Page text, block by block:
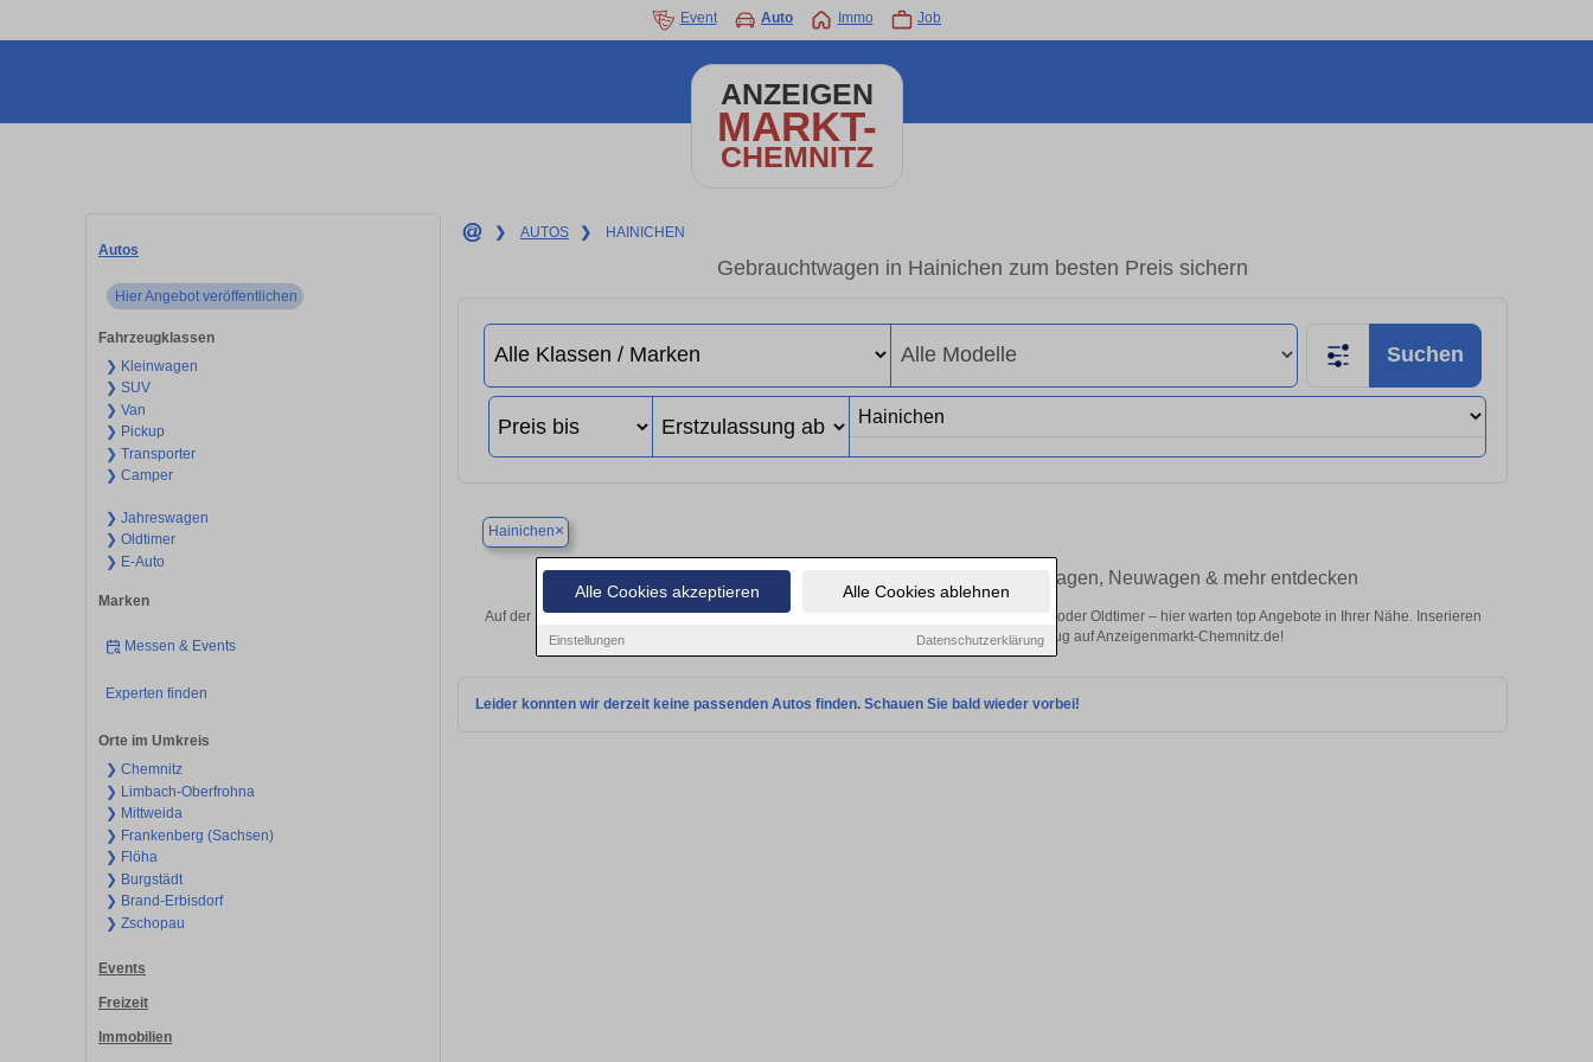
Alle Cookies akzeptieren Alle Cookies ablehnen
Einstellungen Datenschutzerklärung
Event Auto Immo Job
ANZEIGEN
MARKT-
CHEMNITZ
Autos
Hier Angebot veröffentlichen
Fahrzeugklassen
❯ Kleinwagen
❯ SUV
❯ Van
❯ Pickup
❯ Transporter
❯ Camper
❯ Jahreswagen
❯ Oldtimer
❯ E-Auto
Marken
Messen & Events
Experten finden
Orte im Umkreis
❯ Chemnitz
❯ Limbach-Oberfrohna
❯ Mittweida
❯ Frankenberg (Sachsen)
❯ Flöha
❯ Burgstädt
❯ Brand-Erbisdorf
❯ Zschopau
Events
Freizeit
Immobilien
❯ AUTOS ❯ HAINICHEN
Gebrauchtwagen in Hainichen zum besten Preis sichern
Suchen
Hainichen×
Ihr perfektes Autoangebot in Hainichen – Gebrauchtwagen, Neuwagen & mehr entdecken
Auf der Suche nach einem Gebrauchtwagen in Hainichen? Ob Kleinwagen, SUV, Cabrio oder Oldtimer – hier warten top Angebote in Ihrer Nähe. Inserieren
Sie Ihr Auto kostenlos oder finden Sie Ihr nächstes Fahrzeug auf Anzeigenmarkt-Chemnitz.de!
Leider konnten wir derzeit keine passenden Autos finden. Schauen Sie bald wieder vorbei!